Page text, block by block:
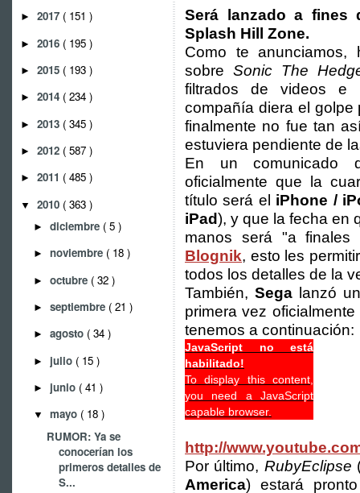
► 2017 ( 151 )
► 2016 ( 195 )
► 2015 ( 193 )
► 2014 ( 234 )
► 2013 ( 345 )
► 2012 ( 587 )
► 2011 ( 485 )
▼ 2010 ( 363 )
► diciembre ( 5 )
► noviembre ( 18 )
► octubre ( 32 )
► septiembre ( 21 )
► agosto ( 34 )
► julio ( 15 )
► junio ( 41 )
▼ mayo ( 18 )
RUMOR: Ya se
conocerían los
primeros detalles de
S...
Será lanzado a fines
Splash Hill Zone.
Como te
sobre Sonic The
filtrados de videos e
compañía diera el golpe
finalmente no fue tan
estuviera pendiente de
En un comunicado
oficialmente que la
título será el iPhone /
iPad), y que la fecha en
manos será "a
Blognik, esto les
todos los detalles de la
También, Sega lanzó
primera vez
tenemos a continuación:
JavaScript no está
habilitado!
To display this content,
you need a JavaScript
capable browser.
http://
Por último, RubyEclipse
America) estará